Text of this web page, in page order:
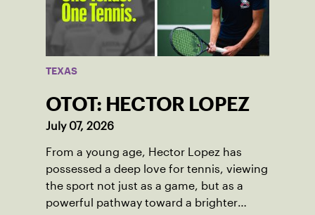
TEXAS
OTOT: HECTOR LOPEZ
July 07, 2026
From a young age, Hector Lopez has
possessed a deep love for tennis, viewing
the sport not just as a game, but as a
powerful pathway toward a brighter